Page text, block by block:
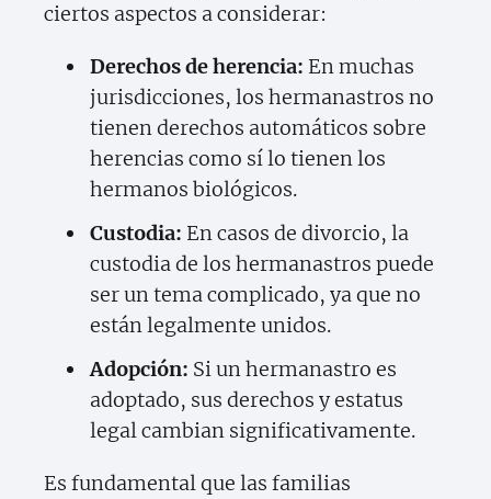
ciertos aspectos a considerar:
Derechos de herencia: En muchas
jurisdicciones, los hermanastros no
tienen derechos automáticos sobre
herencias como sí lo tienen los
hermanos biológicos.
Custodia: En casos de divorcio, la
custodia de los hermanastros puede
ser un tema complicado, ya que no
están legalmente unidos.
Adopción: Si un hermanastro es
adoptado, sus derechos y estatus
legal cambian significativamente.
Es fundamental que las familias